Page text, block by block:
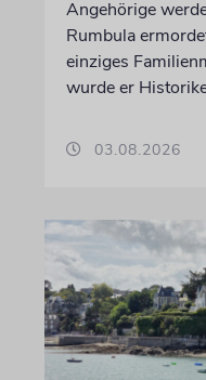
Angehörige
Rumbula
einziges
wurde er
03.08.2026